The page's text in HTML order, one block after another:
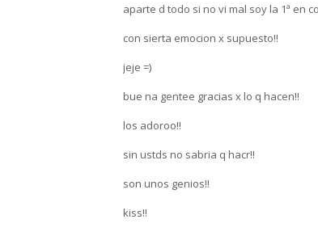
aparte d todo si no vi mal soy la 1ª en
con sierta emocion x supuesto!!
jeje =)
bue na gentee gracias x lo q hacen!!
los adoroo!!
sin ustds no sabria q hacr!!
son unos genios!!
kiss!!